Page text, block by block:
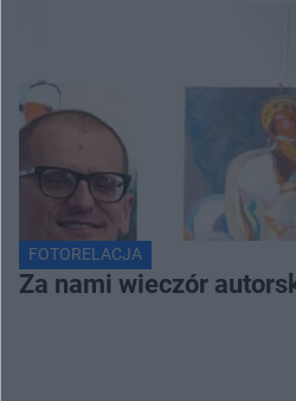
FOTORELACJA
Za nami wieczór